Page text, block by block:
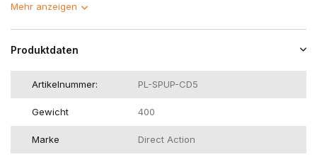
Mehr anzeigen
Produktdaten
Artikelnummer: PL-SPUP-CD5
Gewicht 400
Marke Direct Action